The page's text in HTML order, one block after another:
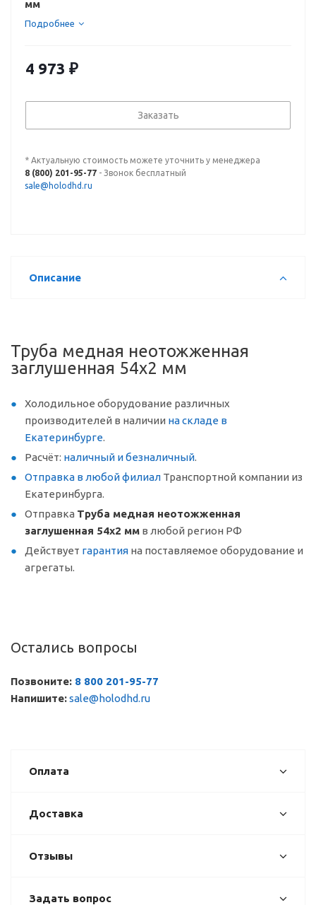
мм
Подробнее
4 973 ₽
Заказать
* Актуальную стоимость можете уточнить у менеджера
8 (800) 201-95-77 - Звонок бесплатный
sale@holodhd.ru
Описание
Труба медная неотожженная
заглушенная 54х2 мм
Холодильное оборудование различных
производителей в наличии на складе в
Екатеринбурге.
Расчёт: наличный и безналичный.
Отправка в любой филиал Транспортной компании из
Екатеринбурга.
Отправка Труба медная неотожженная
заглушенная 54х2 мм в любой регион РФ
Действует гарантия на поставляемое оборудование и
агрегаты.
Остались вопросы
Позвоните: 8 800 201-95-77
Напишите:sale@holodhd.ru
Оплата
Доставка
Отзывы
Задать вопрос